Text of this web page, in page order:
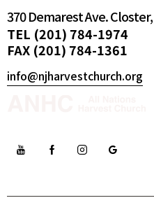
370 Demarest Ave.
TEL (201) 784-1974
FAX (201) 784-1361
info@njharvestchurch.org